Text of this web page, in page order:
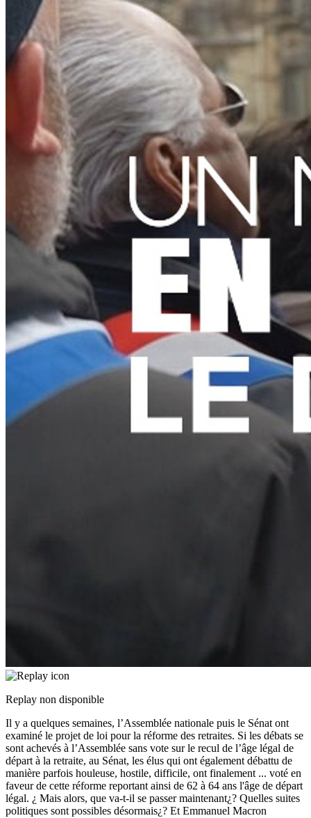
Replay non disponible
Il y a quelques semaines, l’Assemblée nationale puis le Sénat ont
examiné le projet de loi pour la réforme des retraites. Si les débats se
sont achevés à l’Assemblée sans vote sur le recul de l’âge légal de
départ à la retraite, au Sénat, les élus qui ont également débattu de
manière parfois houleuse, hostile, difficile, ont finalement ... voté en
faveur de cette réforme reportant ainsi de 62 à 64 ans l'âge de départ
légal. ¿ Mais alors, que va-t-il se passer maintenant¿? Quelles suites
politiques sont possibles désormais¿? Et Emmanuel Macron